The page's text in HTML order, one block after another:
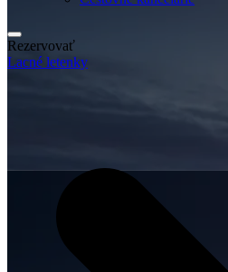
Rezervovať
Lacné letenky